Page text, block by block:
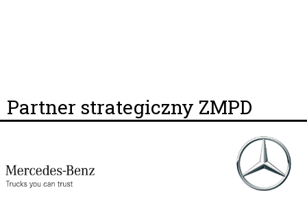
Partner strategiczny ZMPD